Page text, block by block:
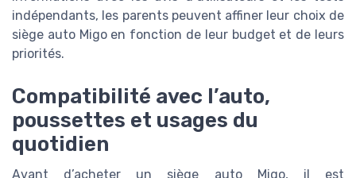
indépendants, les parents peuvent affiner leur choix de
siège auto Migo en fonction de leur budget et de leurs
priorités.
Compatibilité avec l’auto,
poussettes et usages du
quotidien
Avant d’acheter un siège auto Migo, il est